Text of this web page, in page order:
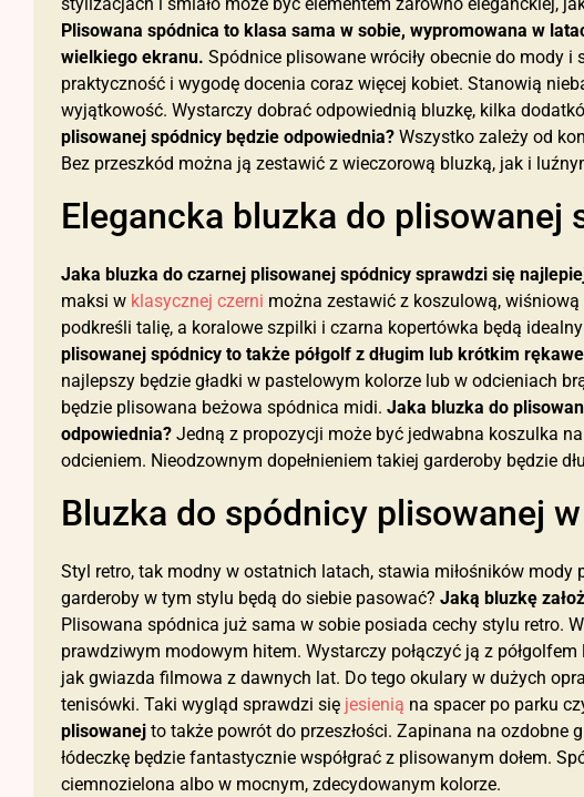
stylizacjach i śmiało może być elementem zarówno eleganckiej,
Plisowana spódnica to klasa sama w sobie, wypromowana w
wielkiego ekranu. Spódnice plisowane wróciły obecnie do mody i
praktyczność i wygodę docenia coraz więcej kobiet. Stanowią
wyjątkowość. Wystarczy dobrać odpowiednią bluzkę, kilka
plisowanej spódnicy będzie odpowiednia? Wszystko zależy od
Bez przeszkód można ją zestawić z wieczorową bluzką, jak i
Elegancka bluzka do plisowanej
Jaka bluzka do czarnej plisowanej spódnicy sprawdzi się
maksi w klasycznej czerni można zestawić z koszulową,
podkreśli talię, a koralowe szpilki i czarna kopertówka będą
plisowanej spódnicy to także półgolf z długim lub krótkim
najlepszy będzie gładki w pastelowym kolorze lub w odcieniach
będzie plisowana beżowa spódnica midi. Jaka bluzka do
odpowiednia? Jedną z propozycji może być jedwabna koszulka
odcieniem. Nieodzownym dopełnieniem takiej garderoby będzie
Bluzka do spódnicy plisowanej
Styl retro, tak modny w ostatnich latach, stawia miłośników
garderoby w tym stylu będą do siebie pasować? Jaką bluzkę
Plisowana spódnica już sama w sobie posiada cechy stylu retro.
prawdziwym modowym hitem. Wystarczy połączyć ją z
jak gwiazda filmowa z dawnych lat. Do tego okulary w dużych
tenisówki. Taki wygląd sprawdzi się jesienią na spacer po parku
plisowanej to także powrót do przeszłości. Zapinana na ozdobne
łódeczkę będzie fantastycznie współgrać z plisowanym dołem.
ciemnozielona albo w mocnym, zdecydowanym kolorze.